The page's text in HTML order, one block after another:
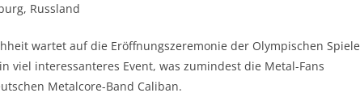
Russland
wartet auf die Eröffnungszeremonie der Olympischen Spiele
viel interessanteres Event, was zumindest die Metal-Fans
Metalcore-Band Caliban.